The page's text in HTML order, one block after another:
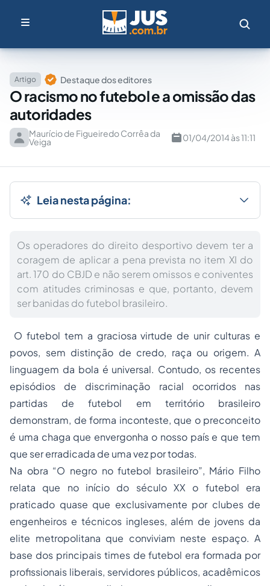
Artigo Destaque dos editores
O racismo no futebol e a omissão das
autoridades
Maurício de Figueiredo Corrêa da
Veiga 01/04/2014 às 11:11
Leia nesta página:
Os operadores do direito desportivo devem ter a
coragem de aplicar a pena prevista no item XI do
art. 170 do CBJD e não serem omissos e coniventes
com atitudes criminosas e que, portanto, devem
ser banidas do futebol brasileiro.
O futebol tem a graciosa virtude de unir culturas e
povos, sem distinção de credo, raça ou origem. A
linguagem da bola é universal. Contudo, os recentes
episódios de discriminação racial ocorridos nas
partidas de futebol em território brasileiro
demonstram, de forma inconteste, que o preconceito
é uma chaga que envergonha o nosso país e que tem
que ser erradicada de uma vez por todas.
Na obra “O negro no futebol brasileiro”, Mário Filho
relata que no início do século XX o futebol era
praticado quase que exclusivamente por clubes de
engenheiros e técnicos ingleses, além de jovens da
elite metropolitana que conviviam neste espaço. A
base dos principais times de futebol era formada por
profissionais liberais, servidores públicos, acadêmicos